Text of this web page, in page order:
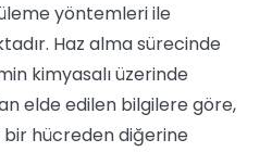
yöntemleri ile
Haz alma sürecinde
kimyasalı üzerinde
elde edilen bilgilere göre,
bir hücreden diğerine